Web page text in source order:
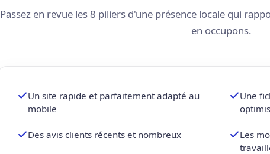
Passez en revue les 8 piliers d'une présence locale qui
en occupons.
Un site rapide et parfaitement adapté au
mobile
Une
Des avis clients récents et nombreux
Les